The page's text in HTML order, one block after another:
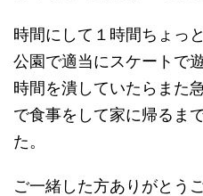
時間にして１時間ちょっ
公園で適当にスケートで
時間を潰していたらまた
で食事をして家に帰るま
た。
ご一緒した方ありがとう